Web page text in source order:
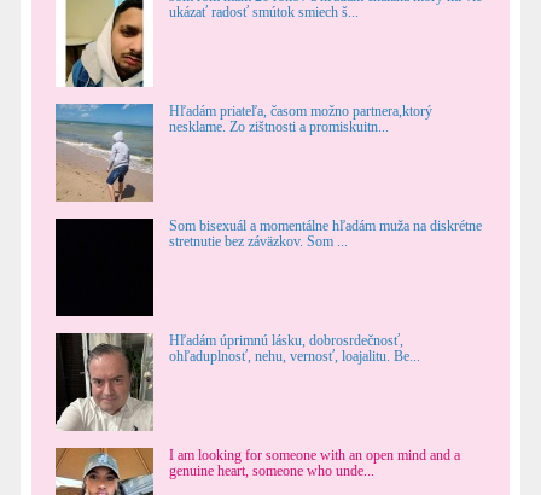
ukázať radosť smútok smiech š...
Hľadám priateľa, časom možno partnera,ktorý
nesklame. Zo zištnosti a promiskuitn...
Som bisexuál a momentálne hľadám muža na diskrétne
stretnutie bez záväzkov. Som ...
Hľadám úprimnú lásku, dobrosrdečnosť,
ohľaduplnosť, nehu, vernosť, loajalitu. Be...
I am looking for someone with an open mind and a
genuine heart, someone who unde...